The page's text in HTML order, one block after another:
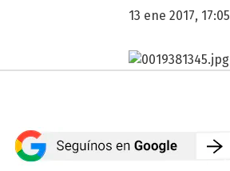
13 ene 2017, 17:05